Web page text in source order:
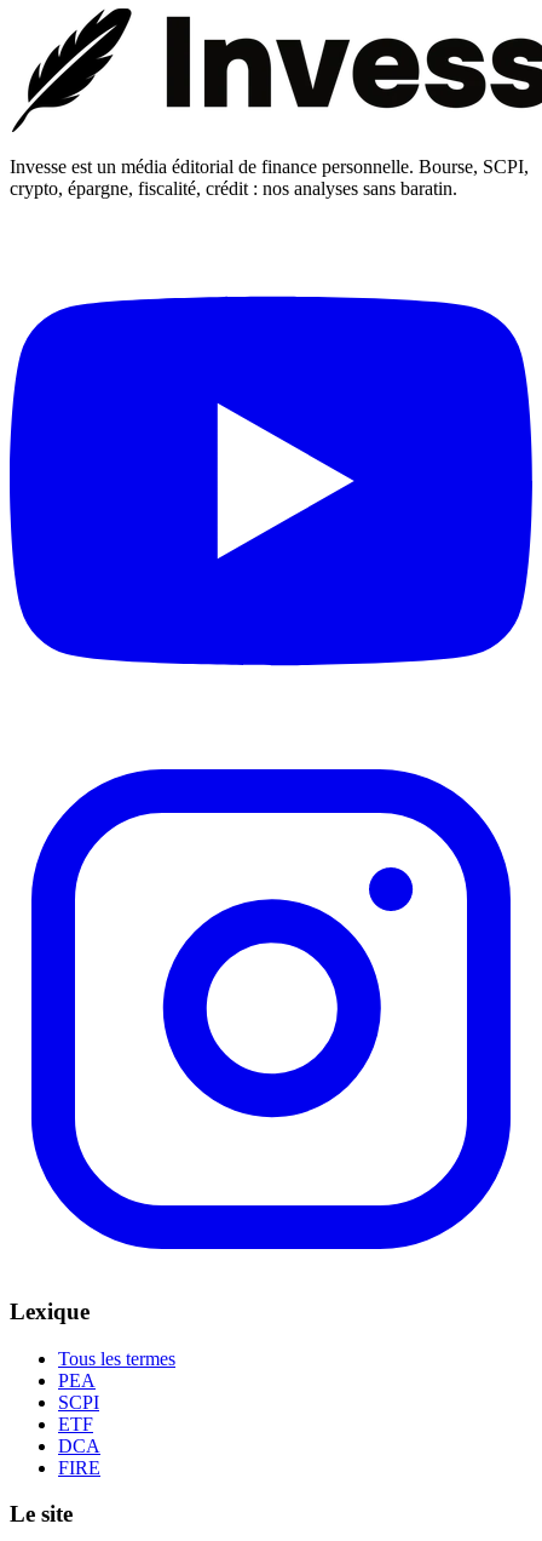
Invesse est un média éditorial de finance personnelle. Bourse, SCPI,
crypto, épargne, fiscalité, crédit : nos analyses sans baratin.
Lexique
Tous les termes
PEA
SCPI
ETF
DCA
FIRE
Le site